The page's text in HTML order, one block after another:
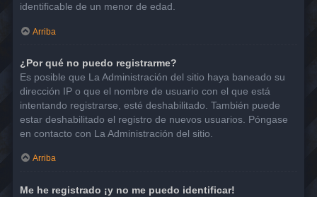
identificable de un menor de edad.
Arriba
¿Por qué no puedo registrarme?
Es posible que La Administración del sitio haya baneado su
dirección IP o que el nombre de usuario con el que está
intentando registrarse, esté deshabilitado. También puede
estar deshabilitado el registro de nuevos usuarios. Póngase
en contacto con La Administración del sitio.
Arriba
Me he registrado ¡y no me puedo identificar!